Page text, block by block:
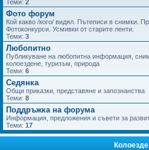
Теми: 2
Фото форум
Кой какво /кого/ видял. Пътеписи в снимки.
Фотоконкурси. Усмивки от старите ленти.
Теми: 3
Любопитно
Публикуване на любопитна информация,
колоездене, туризъм, природа
Теми: 6
Седянка
Общи приказки, представяне и запознанства
Теми: 8
Поддръжка на форума
Информация, предложения и съвети за
Теми: 17